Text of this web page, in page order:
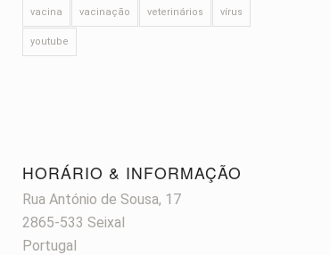
vacina vacinação veterinários vírus
youtube
HORÁRIO & INFORMAÇÃO
Rua António de Sousa, 17
2865-533 Seixal
Portugal